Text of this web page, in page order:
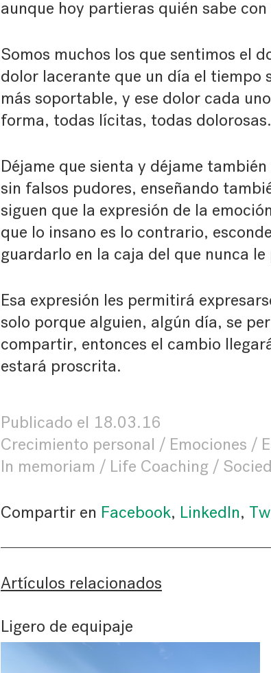
aunque hoy partieras quién sabe
Somos muchos los que sentimos el
dolor lacerante que un día el tiempo
más soportable, y ese dolor cada
forma, todas lícitas, todas dolorosas.
Déjame que sienta y déjame
sin falsos pudores, enseñando
siguen que la expresión de la
que lo insano es lo contrario,
guardarlo en la caja del que nunca
Esa expresión les permitirá
solo porque alguien, algún día, se
compartir, entonces el cambio
estará proscrita.
Publicado el 18.03.16
Crecimiento personal
Emociones
In memoriam
Life Coaching
Compartir en Facebook, LinkedIn,
Artículos relacionados
Ligero de equipaje